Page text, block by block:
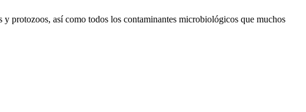
protozoos, así como todos los contaminantes microbiológicos que muchos